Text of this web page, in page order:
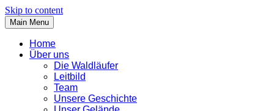
Skip to content
Main Menu
Home
Über uns
Die Waldläufer
Leitbild
Team
Unsere Geschichte